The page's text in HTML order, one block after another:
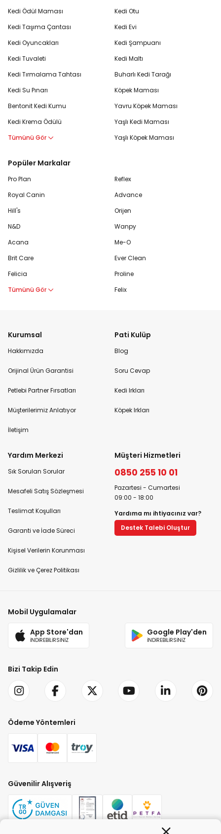
Kedi Ödül Maması
Kedi Taşıma Çantası
Kedi Oyuncakları
Kedi Tuvaleti
Kedi Tırmalama Tahtası
Kedi Su Pınarı
Bentonit Kedi Kumu
Kedi Krema Ödülü
Tümünü Gör
Kedi Otu
Kedi Evi
Kedi Şampuanı
Kedi Maltı
Buharlı Kedi Tarağı
Köpek Maması
Yavru Köpek Maması
Yaşlı Kedi Maması
Yaşlı Köpek Maması
Popüler Markalar
Pro Plan
Royal Canin
Hill's
N&D
Acana
Brit Care
Felicia
Tümünü Gör
Reflex
Advance
Orijen
Wanpy
Me-O
Ever Clean
Proline
Felix
Kurumsal
Hakkımızda
Orijinal Ürün Garantisi
Petlebi Partner Fırsatları
Müşterilerimiz Anlatıyor
İletişim
Pati Kulüp
Blog
Soru Cevap
Kedi Irkları
Köpek Irkları
Yardım Merkezi
Sık Sorulan Sorular
Mesafeli Satış Sözleşmesi
Teslimat Koşulları
Garanti ve İade Süreci
Kişisel Verilerin Korunması
Gizlilik ve Çerez Politikası
Müşteri Hizmetleri
0850 255 10 01
Pazartesi - Cumartesi
09:00 - 18:00
Yardıma mı ihtiyacınız var?
Destek Talebi Oluştur
Mobil Uygulamalar
App Store'dan
İNDİREBİLİRSİNİZ
Google Play'den
İNDİREBİLİRSİNİZ
Bizi Takip Edin
Ödeme Yöntemleri
Güvenilir Alışveriş